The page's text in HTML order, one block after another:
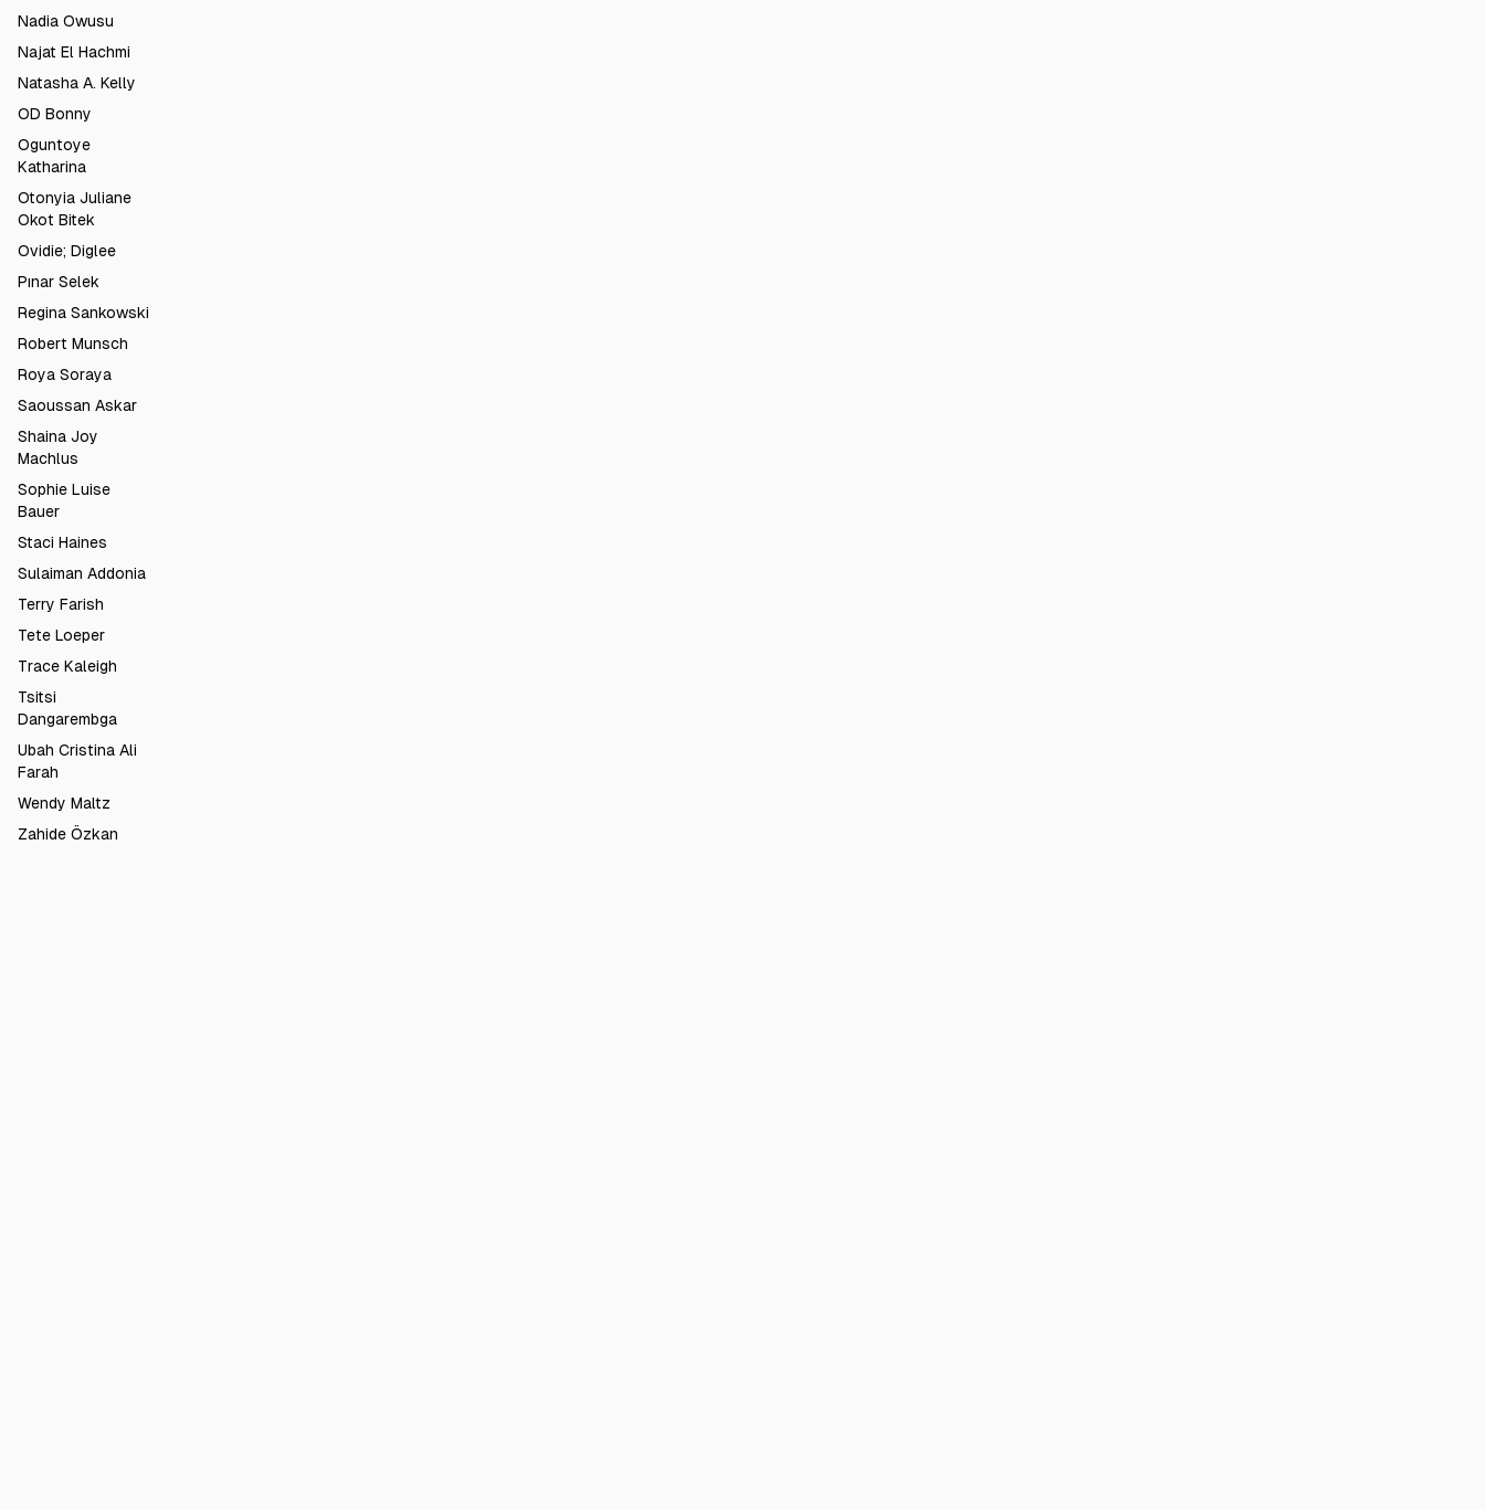
Nadia Owusu
Najat El Hachmi
Natasha A. Kelly
OD Bonny
Oguntoye
Katharina
Otonyia Juliane
Okot Bitek
Ovidie; Diglee
Pınar Selek
Regina Sankowski
Robert Munsch
Roya Soraya
Saoussan Askar
Shaina Joy
Machlus
Sophie Luise
Bauer
Staci Haines
Sulaiman Addonia
Terry Farish
Tete Loeper
Trace Kaleigh
Tsitsi
Dangarembga
Ubah Cristina Ali
Farah
Wendy Maltz
Zahide Özkan